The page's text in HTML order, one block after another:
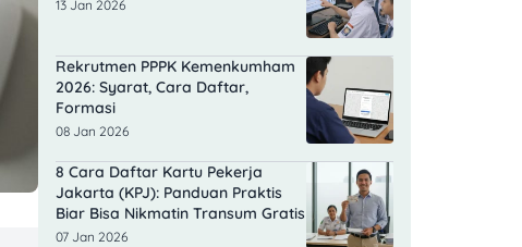
13 Jan 2026
Rekrutmen PPPK Kemenkumham
2026: Syarat, Cara Daftar,
Formasi
08 Jan 2026
8 Cara Daftar Kartu Pekerja
Jakarta (KPJ): Panduan Praktis
Biar Bisa Nikmatin Transum Gratis
07 Jan 2026